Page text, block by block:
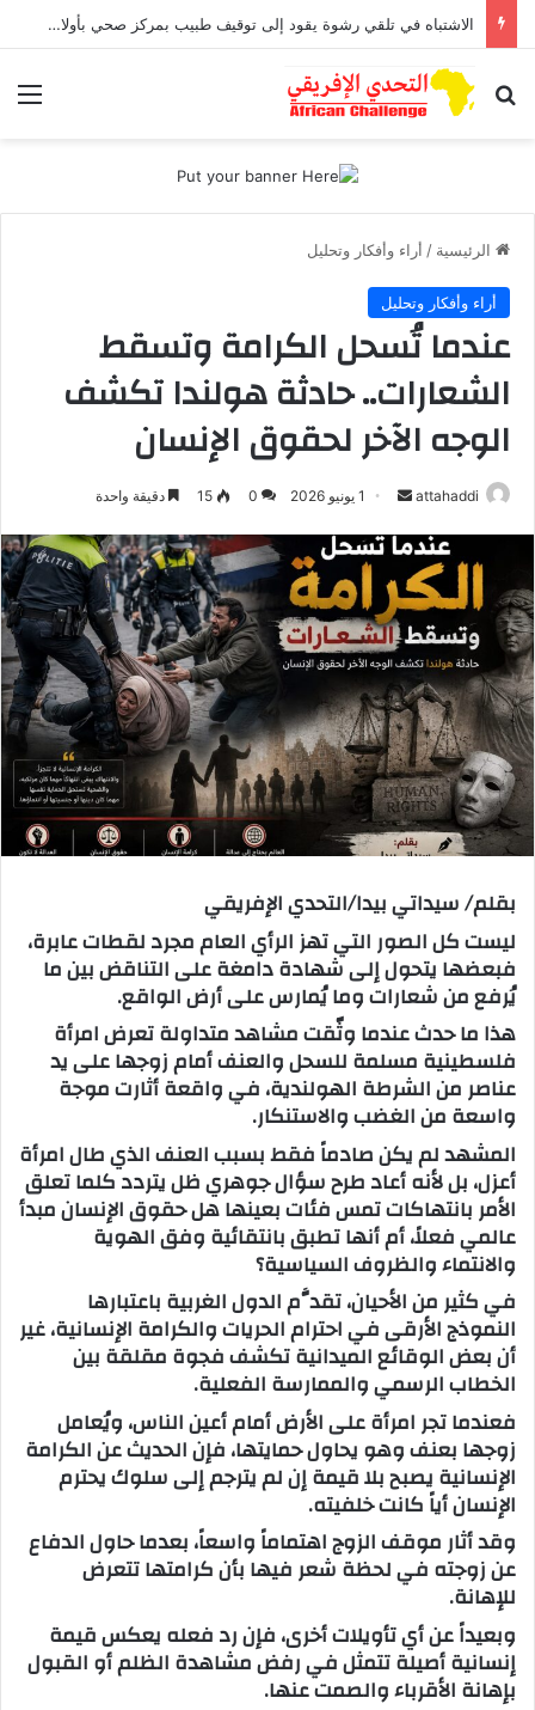
الاشتباه في تلقي رشوة يقود إلى توقيف طبيب بمركز صحي بأولاد افرج
بحث عن
الرئيسية / أراء وأفكار وتحليل
أراء وأفكار وتحليل
عندما تُسحل الكرامة وتسقط
الشعارات.. حادثة هولندا تكشف
الوجه الآخر لحقوق الإنسان
attahaddi
س
ل
ب
ر
ي
د
ا
إ
ل
ك
ت
ي
ا
1 يونيو 2026 0
15 دقيقة واحدة
بقلم/ سيداتي بيدا/التحدي الإفريقي
ليست كل الصور التي تهز الرأي العام مجرد لقطات عابرة،
فبعضها يتحول إلى شهادة دامغة على التناقض بين ما
يُرفع من شعارات وما يُمارس على أرض الواقع.
هذا ما حدث عندما وثّقت مشاهد متداولة تعرض امرأة
فلسطينية مسلمة للسحل والعنف أمام زوجها على يد
عناصر من الشرطة الهولندية، في واقعة أثارت موجة
واسعة من الغضب والاستنكار.
المشهد لم يكن صادماً فقط بسبب العنف الذي طال امرأة
أعزل، بل لأنه أعاد طرح سؤال جوهري ظل يتردد كلما تعلق
الأمر بانتهاكات تمس فئات بعينها هل حقوق الإنسان مبدأ
عالمي فعلاً، أم أنها تطبق بانتقائية وفق الهوية
والانتماء والظروف السياسية؟
في كثير من الأحيان، تقدَّم الدول الغربية باعتبارها
النموذج الأرقى في احترام الحريات والكرامة الإنسانية، غير
أن بعض الوقائع الميدانية تكشف فجوة مقلقة بين
الخطاب الرسمي والممارسة الفعلية.
فعندما تجر امرأة على الأرض أمام أعين الناس، ويُعامل
زوجها بعنف وهو يحاول حمايتها، فإن الحديث عن الكرامة
الإنسانية يصبح بلا قيمة إن لم يترجم إلى سلوك يحترم
الإنسان أياً كانت خلفيته.
وقد أثار موقف الزوج اهتماماً واسعاً، بعدما حاول الدفاع
عن زوجته في لحظة شعر فيها بأن كرامتها تتعرض
للإهانة.
وبعيداً عن أي تأويلات أخرى، فإن رد فعله يعكس قيمة
إنسانية أصيلة تتمثل في رفض مشاهدة الظلم أو القبول
بإهانة الأقرباء والصمت عنها.